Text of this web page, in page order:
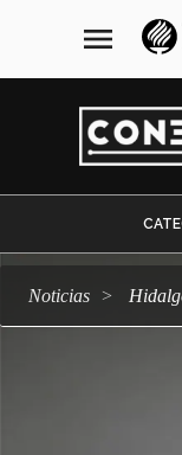
navegación
principal
menu
Noticias